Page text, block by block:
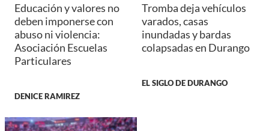
Educación y valores no
deben imponerse con
abuso ni violencia:
Asociación Escuelas
Particulares
DENICE RAMIREZ
Tromba deja vehículos
varados, casas
inundadas y bardas
colapsadas en Durango
EL SIGLO DE DURANGO